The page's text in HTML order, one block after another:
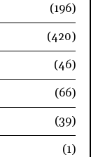
(196)
(420)
(46)
(66)
(39)
(1)